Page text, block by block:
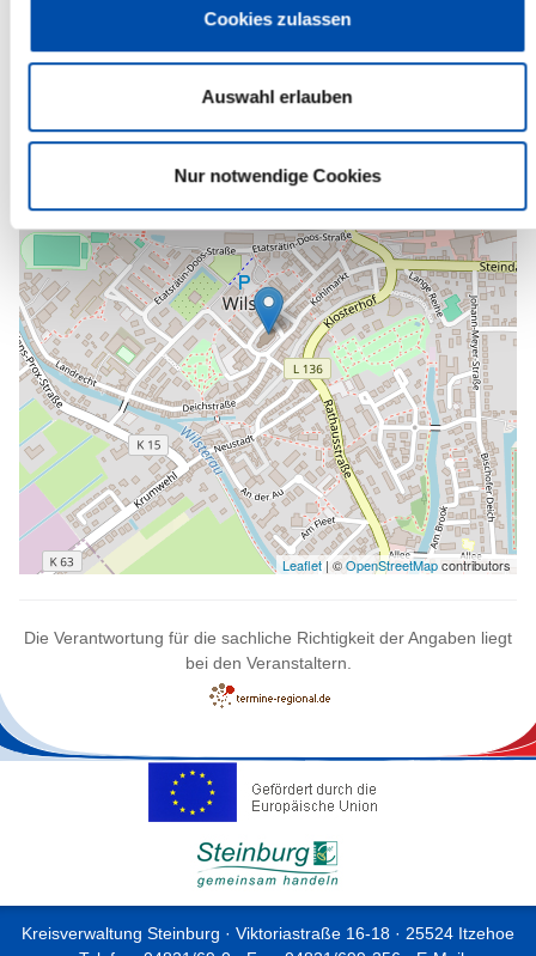
Cookies zulassen
Auswahl erlauben
Nur notwendige Cookies
Zurück zur Auswahl
+
Leaflet| ©OpenStreetMapcontributors
Die Verantwortung für die sachliche Richtigkeit der Angaben liegt
bei den Veranstaltern.
Kreisverwaltung Steinburg · Viktoriastraße 16-18 · 25524 Itzehoe